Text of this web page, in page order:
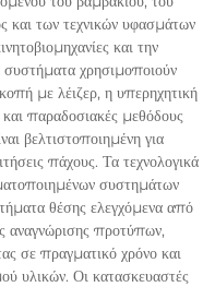
και των τεχνικών υφασμάτων
και την
συστήματα χρησιμοποιούν
με λέιζερ, η υπερηχητική
παραδοσιακές μεθόδους
βελτιστοποιημένη για
πάχους. Τα τεχνολογικά
συστημάτων
θέσης ελεγχόμενα από
αναγνώρισης προτύπων,
σε πραγματικό χρόνο και
υλικών. Οι κατασκευαστές